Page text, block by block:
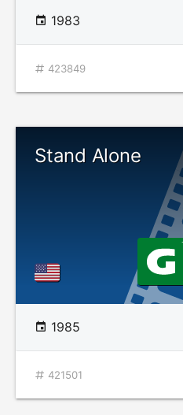
1983
423849
Stand Alone
1985
421501